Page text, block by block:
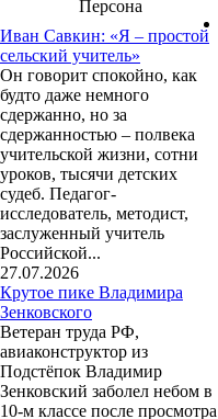
Персона
Иван Савкин: «Я – простой
сельский учитель»
Он говорит спокойно, как
будто даже немного
сдержанно, но за
сдержанностью – полвека
учительской жизни, сотни
уроков, тысячи детских
судеб. Педагог-
исследователь, методист,
заслуженный учитель
Российской...
27.07.2026
Крутое пике Владимира
Зенковского
Ветеран труда РФ,
авиаконструктор из
Подстёпок Владимир
Зенковский заболел небом в
10-м классе после просмотра